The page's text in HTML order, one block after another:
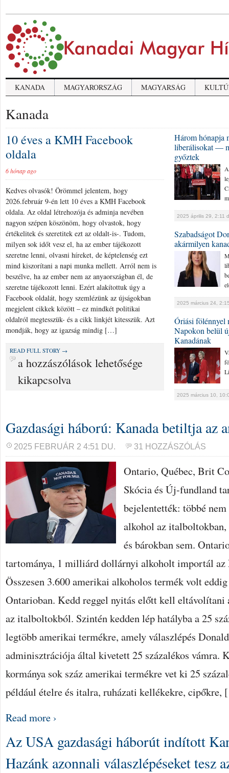
KANADA MAGYARORSZÁG MAGYARSÁG
Kanada
10 éves a KMH Facebook
oldala
6 hónap ago
Kedves olvasók! Örömmel jelentem, hogy
2026.február 9-én lett 10 éves a KMH Facebook
oldala. Az oldal létrehozója és adminja nevében
nagyon szépen köszönöm, hogy olvastok, hogy
értékelitek és szeretitek ezt az oldalt-is-. Tudom,
milyen sok időt vesz el, ha az ember tájékozott
szeretne lenni, olvasni híreket, de képtelenség ezt
mind kiszorítani a napi munka mellett. Arról nem is
beszélve, ha az ember nem az anyaországban él, de
szeretne tájékozott lenni. Ezért alakítottuk úgy a
Facebook oldalát, hogy szemlézünk az újságokban
megjelent cikkek között – ez mindkét politikai
oldalról megtesszük- és a cikk linkjét kitesszük. Azt
mondják, hogy az igazság mindig […]
READ FULL STORY →
10
éves
Facebook
oldala
bejegyzéshez
a hozzászólások lehetősége
kikapcsolva
Három hónapja
liberálisokat —
győztek
2025 április 29, 2:11
Szabadságot
akármilyen
2025 március 24,
Óriási
Napokon belül
Kanadának
2025 március 10,
Gazdasági háború: Kanada betiltja az
2025 FEBRUÁR 2 4:51 DU. 31 HOZZÁSZÓLÁS
Ontario, Québec, Brit
Skócia és Új-fundland
bejelentették: többé
alkohol az
és bárokban sem.
tartománya, 1 milliárd dollárnyi alkoholt importál
Összesen 3.600 amerikai alkoholos termék volt
Ontarioban. Kedd reggel nyitás előtt kell eltávolítani
az italboltokból. Szintén kedden lép hatályba a 25
legtöbb amerikai termékre, amely válaszlépés
adminisztrációja által kivetett 25 százalékos vámra.
kormánya sok száz amerikai termékre vet ki 25
például ételre és italra, ruházati kellékekre,
Read more ›
Az USA gazdasági háborút indított
Hazánk azonnali válaszlépéseket tesz